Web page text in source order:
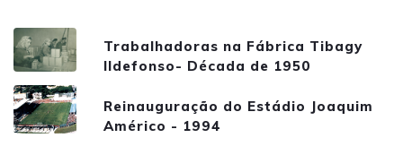
Trabalhadoras na Fábrica Tibagy
Ildefonso- Década de 1950
Reinauguração do Estádio Joaquim
Américo - 1994